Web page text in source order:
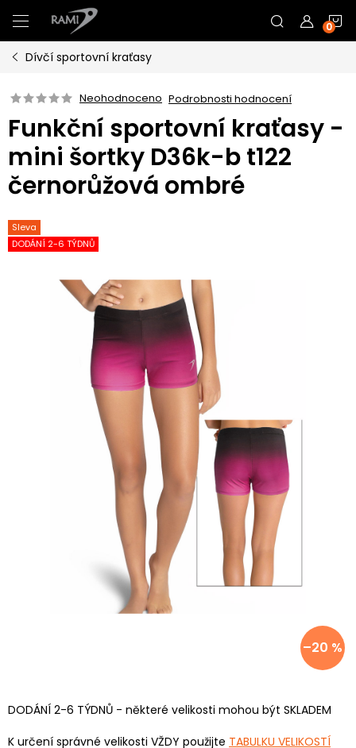
na
obsah
Dívčí sportovní kraťasy
Neohodnoceno Podrobnosti hodnocení
Funkční sportovní kraťasy -
mini šortky D36k-b t122
černorůžová ombré
Sleva
DODÁNÍ 2-6 TÝDNŮ
–20 %
DODÁNÍ 2-6 TÝDNŮ - některé velikosti mohou být SKLADEM
K určení správné velikosti VŽDY použijte TABULKU VELIKOSTÍ